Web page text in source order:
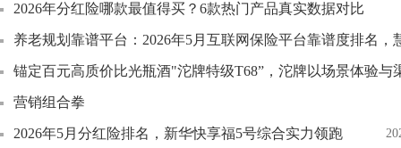
2026年分红险哪款最值得买？6款热门产品真实数据对比
养老规划靠谱平台：2026年5月互联网保险平台靠谱度排名，
锚定百元高质价比光瓶酒"沱牌特级T68”，沱牌以场景体验与
营销组合拳
2026年5月分红险排名，新华快享福5号综合实力领跑